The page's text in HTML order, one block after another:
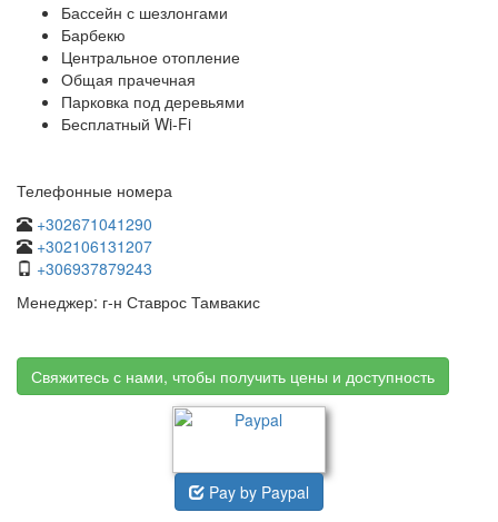
Бассейн с шезлонгами
Барбекю
Центральное отопление
Общая прачечная
Парковка под деревьями
Бесплатный Wi-Fi
Телефонные номера
+302671041290
+302106131207
+306937879243
Менеджер: г-н Ставрос Тамвакис
Свяжитесь с нами, чтобы получить цены и доступность
Pay by Paypal